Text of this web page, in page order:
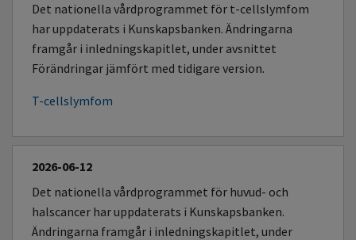
Det nationella vårdprogrammet för t-cellslymfom
har uppdaterats i Kunskapsbanken. Ändringarna
framgår i inledningskapitlet, under avsnittet
Förändringar jämfört med tidigare version.
T-cellslymfom
2026-06-12
Det nationella vårdprogrammet för huvud- och
halscancer har uppdaterats i Kunskapsbanken.
Ändringarna framgår i inledningskapitlet, under